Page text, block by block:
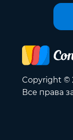
Copyright ©
Все права